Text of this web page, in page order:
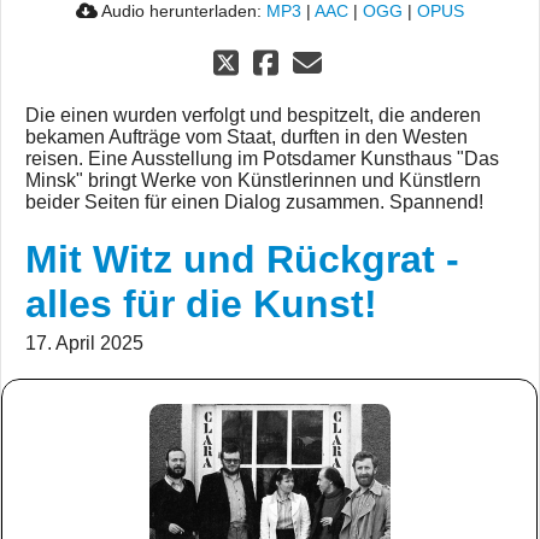
Audio herunterladen: MP3 | AAC | OGG | OPUS
Die einen wurden verfolgt und bespitzelt, die anderen
bekamen Aufträge vom Staat, durften in den Westen
reisen. Eine Ausstellung im Potsdamer Kunsthaus "Das
Minsk" bringt Werke von Künstlerinnen und Künstlern
beider Seiten für einen Dialog zusammen. Spannend!
Mit Witz und Rückgrat -
alles für die Kunst!
17. April 2025